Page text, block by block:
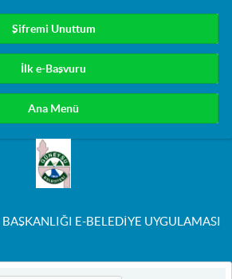
Şifremi Unuttum
İlk e-Başvuru
Ana Menü
E-BELEDİYE UYGULAMASI